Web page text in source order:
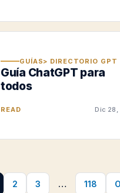
GUÍAS> DIRECTORIO GPT
Guía ChatGPT para
todos
READ Dic
2 3 … 118